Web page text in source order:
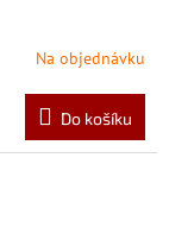
Na objednávku
Do košíku